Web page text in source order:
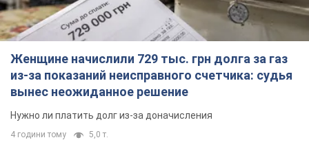
Женщине начислили 729 тыс. грн долга за газ
из-за показаний неисправного счетчика: судья
вынес неожиданное решение
Нужно ли платить долг из-за доначисления
4 години тому 5,0 т.